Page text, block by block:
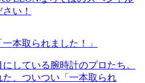
い！
本取られました！」
している腕時計のプロたち。
、ついつい「一本取られ